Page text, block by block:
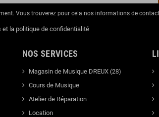
Vous trouverez pour cela nos informations de
la politique de confidentialité
NOS SERVICES
Magasin de Musique DREUX (28)
Cours de Musique
Atelier de Réparation
Location